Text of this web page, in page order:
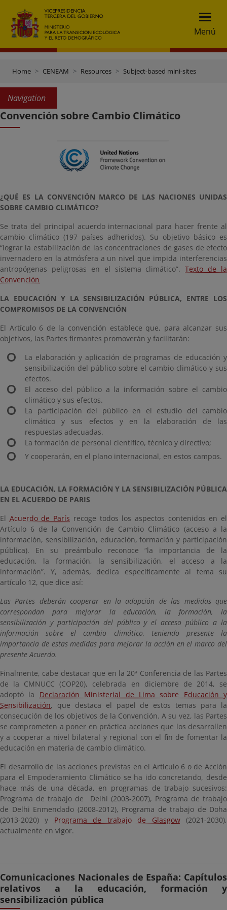
Menú
Home CENEAM Resources Subject-based mini-sites
Navigation
Convención sobre Cambio Climático
¿QUÉ ES LA CONVENCIÓN MARCO DE LAS NACIONES UNIDAS
SOBRE CAMBIO CLIMÁTICO?
Se trata del principal acuerdo internacional para hacer frente al
cambio climático (197 países adheridos). Su objetivo básico es
“lograr la estabilización de las concentraciones de gases de efecto
invernadero en la atmósfera a un nivel que impida interferencias
antropógenas peligrosas en el sistema climático”.Texto de la
Convención
LA EDUCACIÓN Y LA SENSIBILIZACIÓN PÚBLICA, ENTRE LOS
COMPROMISOS DE LA CONVENCIÓN
El Artículo 6 de la convención establece que, para alcanzar sus
objetivos, las Partes firmantes promoverán y facilitarán:
La elaboración y aplicación de programas de educación y
sensibilización del público sobre el cambio climático y sus
efectos.
El acceso del público a la información sobre el cambio
climático y sus efectos.
La participación del público en el estudio del cambio
climático y sus efectos y en la elaboración de las
respuestas adecuadas.
La formación de personal científico, técnico y directivo;
Y cooperarán, en el plano internacional, en estos campos.
LA EDUCACIÓN, LA FORMACIÓN Y LA SENSIBILIZACIÓN PÚBLICA
EN EL ACUERDO DE PARIS
El Acuerdo de París recoge todos los aspectos contenidos en el
Artículo 6 de la Convención de Cambio Climático (acceso a la
información, sensibilización, educación, formación y participación
pública). En su preámbulo reconoce “la importancia de la
educación, la formación, la sensibilización, el acceso a la
información”. Y, además, dedica específicamente al tema su
artículo 12, que dice así:
Las Partes deberán cooperar en la adopción de las medidas que
correspondan para mejorar la educación, la formación, la
sensibilización y participación del público y el acceso público a la
información sobre el cambio climático, teniendo presente la
importancia de estas medidas para mejorar la acción en el marco del
presente Acuerdo.
Finalmente, cabe destacar que en la 20ª Conferencia de las Partes
de la CMNUCC (COP20), celebrada en diciembre de 2014, se
adoptó la Declaración Ministerial de Lima sobre Educación y
Sensibilización, que destaca el papel de estos temas para la
consecución de los objetivos de la Convención. A su vez, las Partes
se comprometen a poner en práctica acciones que los desarrollen
y a cooperar a nivel bilateral y regional con el fin de fomentar la
educación en materia de cambio climático.
El desarrollo de las acciones previstas en el Artículo 6 o de Acción
para el Empoderamiento Climático se ha ido concretando, desde
hace más de una década, en programas de trabajo sucesivos:
Programa de trabajo de Delhi (2003-2007), Programa de trabajo
de Delhi Enmendado (2008-2012), Programa de trabajo de Doha
(2013-2020) y Programa de trabajo de Glasgow(2021-2030),
actualmente en vigor.
Comunicaciones Nacionales de España: Capítulos
relativos a la educación, formación y
sensibilización pública